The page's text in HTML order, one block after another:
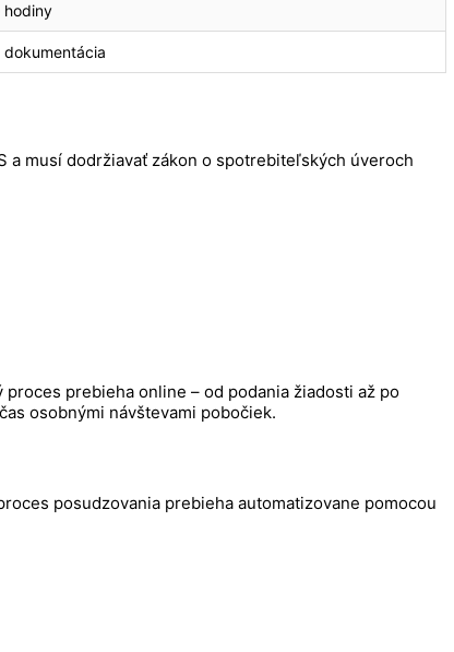
hodiny
dokumentácia
a musí dodržiavať zákon o spotrebiteľských úveroch
prebieha online – od podania žiadosti až po
osobnými návštevami pobočiek.
posudzovania prebieha automatizovane pomocou